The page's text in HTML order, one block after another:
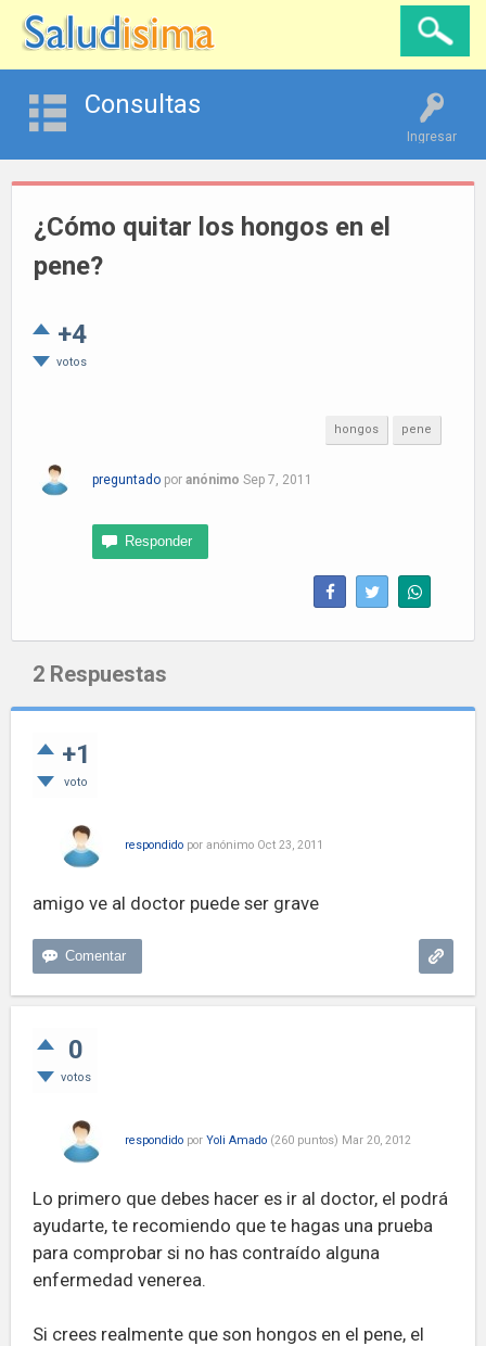
Ingresar
Consultas
¿Cómo quitar los hongos en el
pene?
+4
votos
hongos pene
preguntado por anónimo Sep 7, 2011
2 Respuestas
+1
voto
respondido por anónimo Oct 23, 2011
amigo ve al doctor puede ser grave
0
votos
respondido por Yoli Amado (260 puntos) Mar 20, 2012
Lo primero que debes hacer es ir al doctor, el podrá
ayudarte, te recomiendo que te hagas una prueba
para comprobar si no has contraído alguna
enfermedad venerea.
Si crees realmente que son hongos en el pene, el